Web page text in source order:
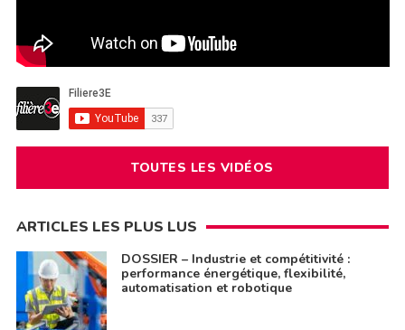
TOUTES LES VIDÉOS
ARTICLES LES PLUS LUS
DOSSIER – Industrie et compétitivité :
performance énergétique, flexibilité,
automatisation et robotique